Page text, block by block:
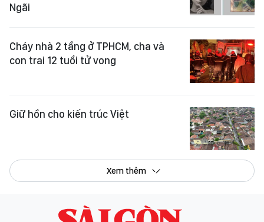
Ngãi
Cháy nhà 2 tầng ở TPHCM, cha và
con trai 12 tuổi tử vong
Giữ hồn cho kiến trúc Việt
Xem thêm